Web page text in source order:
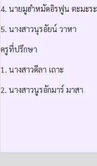
4. นายมูฮำหมัดอิรฟูน ตะมะระ
5. นางสาวนุรอัยน์ วาหา
ครูที่ปรึกษา
1. นางสาวดีลา เถาะ
2. นางสาวนูรอักมาร์ มาสา